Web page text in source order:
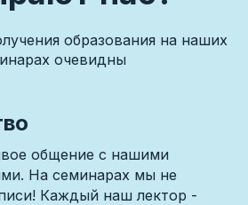
образования на наших
очевидны
общение с нашими
На семинарах мы не
Каждый наш лектор -